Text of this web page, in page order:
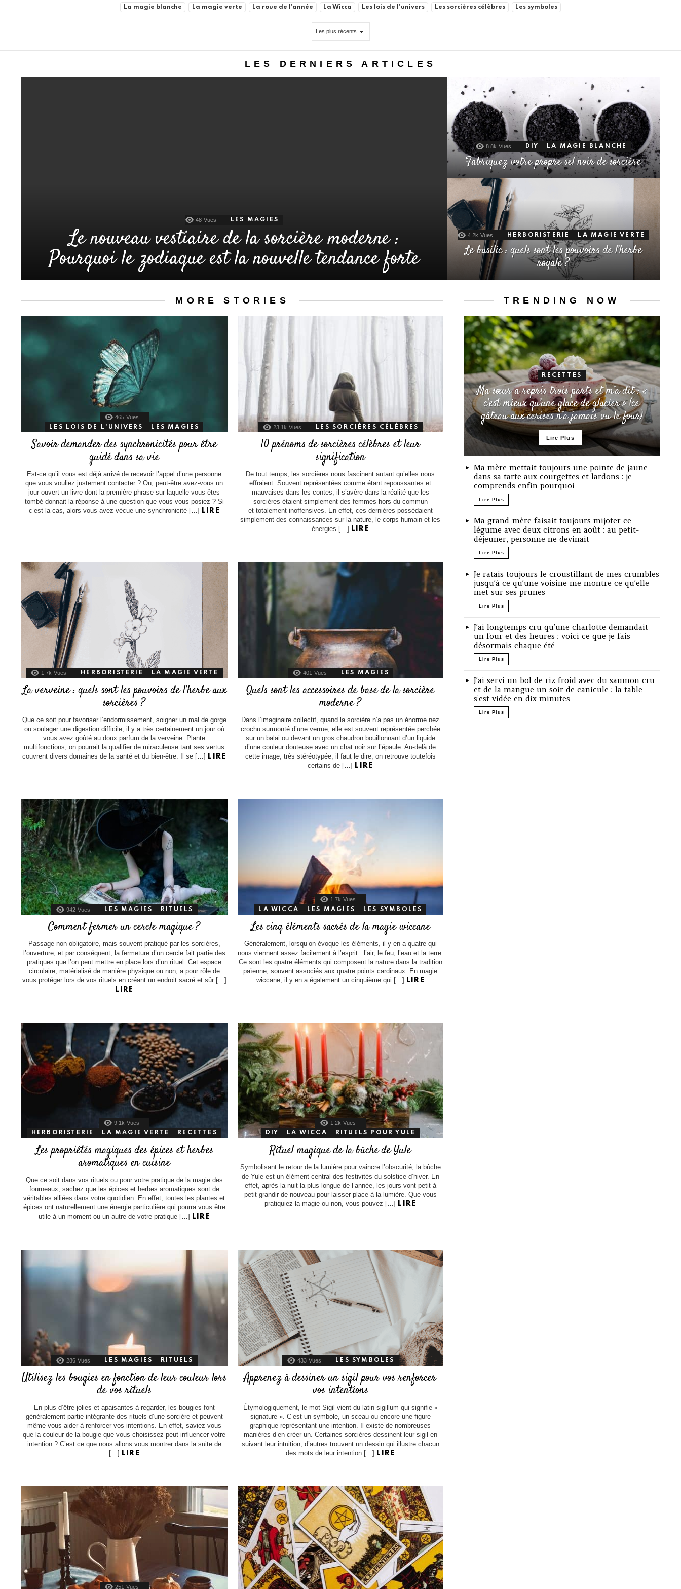
La magie blanche La magie verte La roue de l'année La Wicca Les lois de l'univers Les sorcières célèbres Les symboles
LES DERNIERS ARTICLES
48 Vues LES MAGIES
Le nouveau vestiaire de la sorcière moderne :
Pourquoi le zodiaque est la nouvelle tendance forte
8.8k Vues DIY LA MAGIE BLANCHE
Fabriquez votre propre sel noir de sorcière
4.2k Vues HERBORISTERIE LA MAGIE VERTE
Le basilic : quels sont les pouvoirs de l’herbe
royale ?
MORE STORIES
465 Vues
LES LOIS DE L'UNIVERS
LES MAGIES
Savoir demander des synchronicités pour être
guidé dans sa vie
Est-ce qu’il vous est déjà arrivé de recevoir l’appel d’une personne
que vous vouliez justement contacter ? Ou, peut-être avez-vous un
jour ouvert un livre dont la première phrase sur laquelle vous êtes
tombé donnait la réponse à une question que vous vous posiez ? Si
c’est la cas, alors vous avez vécue une synchronicité […]
LIRE
23.1k Vues LES SORCIÈRES CÉLÈBRES
10 prénoms de sorcières célèbres et leur
signification
De tout temps, les sorcières nous fascinent autant qu’elles nous
effraient. Souvent représentées comme étant repoussantes et
mauvaises dans les contes, il s’avère dans la réalité que les
sorcières étaient simplement des femmes hors du commun
et totalement inoffensives. En effet, ces dernières possédaient
simplement des connaissances sur la nature, le corps humain et les
énergies […]
LIRE
1.7k Vues HERBORISTERIE LA MAGIE VERTE
La verveine : quels sont les pouvoirs de l’herbe aux
sorcières ?
Que ce soit pour favoriser l’endormissement, soigner un mal de gorge
ou soulager une digestion difficile, il y a très certainement un jour où
vous avez goûté au doux parfum de la verveine. Plante
multifonctions, on pourrait la qualifier de miraculeuse tant ses vertus
couvrent divers domaines de la santé et du bien-être. Il se […]
LIRE
401 Vues LES MAGIES
Quels sont les accessoires de base de la sorcière
moderne ?
Dans l’imaginaire collectif, quand la sorcière n’a pas un énorme nez
crochu surmonté d’une verrue, elle est souvent représentée perchée
sur un balai ou devant un gros chaudron bouillonnant d’un liquide
d’une couleur douteuse avec un chat noir sur l’épaule. Au-delà de
cette image, très stéréotypée, il faut le dire, on retrouve toutefois
certains de […]
LIRE
942 Vues LES MAGIES RITUELS
Comment fermer un cercle magique ?
Passage non obligatoire, mais souvent pratiqué par les sorcières,
l’ouverture, et par conséquent, la fermeture d’un cercle fait partie des
pratiques que l’on peut mettre en place lors d’un rituel. Cet espace
circulaire, matérialisé de manière physique ou non, a pour rôle de
vous protéger lors de vos rituels en créant un endroit sacré et sûr […]
LIRE
1.7k Vues
LA WICCA
LES MAGIES LES SYMBOLES
Les cinq éléments sacrés de la magie wiccane
Généralement, lorsqu’on évoque les éléments, il y en a quatre qui
nous viennent assez facilement à l’esprit : l’air, le feu, l’eau et la terre.
Ce sont les quatre éléments qui composent la nature dans la tradition
païenne, souvent associés aux quatre points cardinaux. En magie
wiccane, il y en a également un cinquième qui […] LIRE
9.1k Vues
HERBORISTERIE
LA MAGIE VERTE RECETTES
Les propriétés magiques des épices et herbes
aromatiques en cuisine
Que ce soit dans vos rituels ou pour votre pratique de la magie des
fourneaux, sachez que les épices et herbes aromatiques sont de
véritables alliées dans votre quotidien. En effet, toutes les plantes et
épices ont naturellement une énergie particulière qui pourra vous être
utile à un moment ou un autre de votre pratique […]
LIRE
1.2k Vues
DIY
LA WICCA RITUELS POUR YULE
Rituel magique de la bûche de Yule
Symbolisant le retour de la lumière pour vaincre l’obscurité, la bûche
de Yule est un élément central des festivités du solstice d’hiver. En
effet, après la nuit la plus longue de l’année, les jours vont petit à
petit grandir de nouveau pour laisser place à la lumière. Que vous
pratiquiez la magie ou non, vous pouvez […]
LIRE
286 Vues LES MAGIES RITUELS
Utilisez les bougies en fonction de leur couleur lors
de vos rituels
En plus d’être jolies et apaisantes à regarder, les bougies font
généralement partie intégrante des rituels d’une sorcière et peuvent
même vous aider à renforcer vos intentions. En effet, saviez-vous
que la couleur de la bougie que vous choisissez peut influencer votre
intention ? C’est ce que nous allons vous montrer dans la suite de
[…]
LIRE
433 Vues LES SYMBOLES
Apprenez à dessiner un sigil pour vos renforcer
vos intentions
Étymologiquement, le mot Sigil vient du latin sigillum qui signifie «
signature ». C’est un symbole, un sceau ou encore une figure
graphique représentant une intention. Il existe de nombreuses
manières d’en créer un. Certaines sorcières dessinent leur sigil en
suivant leur intuition, d’autres trouvent un dessin qui illustre chacun
des mots de leur intention […]
LIRE
251 Vues
TRENDING NOW
RECETTES
Ma sœur a repris trois parts et m’a dit : «
c’est mieux qu’une glace de glacier » (ce
gâteau aux cerises n’a jamais vu le four)
Lire Plus
Ma mère mettait toujours une pointe de jaune
dans sa tarte aux courgettes et lardons : je
comprends enfin pourquoi
Lire Plus
Ma grand-mère faisait toujours mijoter ce
légume avec deux citrons en août : au petit-
déjeuner, personne ne devinait
Lire Plus
Je ratais toujours le croustillant de mes crumbles
jusqu’à ce qu’une voisine me montre ce qu’elle
met sur ses prunes
Lire Plus
J’ai longtemps cru qu’une charlotte demandait
un four et des heures : voici ce que je fais
désormais chaque été
Lire Plus
J’ai servi un bol de riz froid avec du saumon cru
et de la mangue un soir de canicule : la table
s’est vidée en dix minutes
Lire Plus